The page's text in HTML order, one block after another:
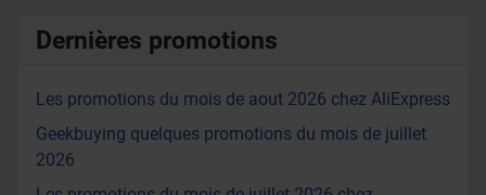
Dernières promotions
Les promotions du mois de aout 2026 chez AliExpress
Geekbuying quelques promotions du mois de juillet
2026